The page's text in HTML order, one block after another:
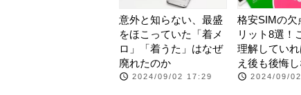
意外と知らない、最盛
をほこっていた「着メ
ロ」「着うた」はなぜ
廃れたのか
2024/09/02 17:29
格安SIMの欠
リット8選！
理解してい
え後も後悔し
2024/09/